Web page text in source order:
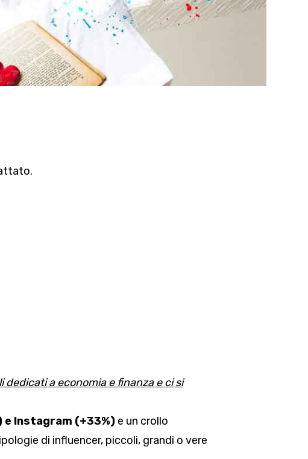
a economia e finanza e ci si
e Instagram (+33%) e un crollo
di influencer, piccoli, grandi o vere